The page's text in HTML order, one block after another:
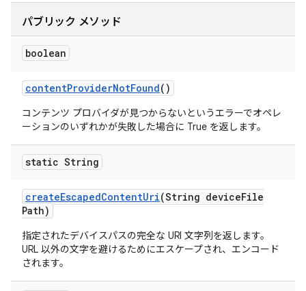
パブリック メソッド
boolean
contentProviderNotFound()
コンテンツ プロバイダが見つからないというエラーでオペレ
ーションのいずれかが失敗した場合に True を返します。
static String
createEscapedContentUri(String deviceFile
Path)
指定されたデバイスパスの完全な URI 文字列を返します。
URL 以外の文字を避けるためにエスケープされ、エンコード
されます。